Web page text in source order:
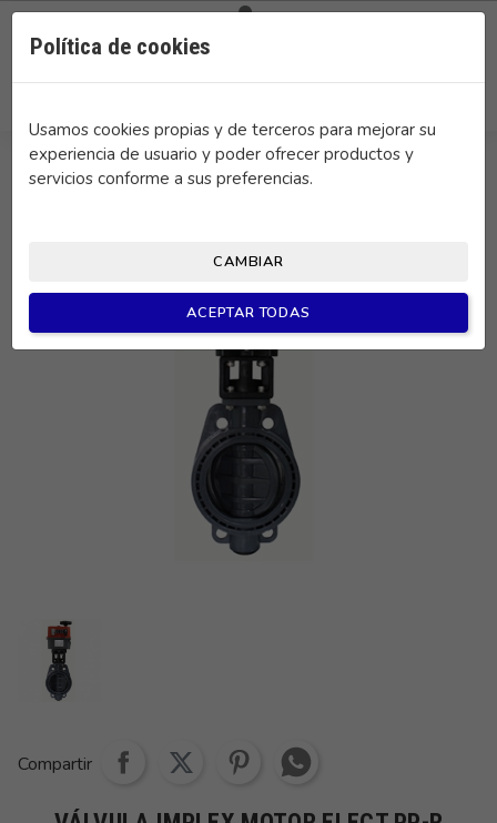
Política de cookies
Usamos cookies propias y de terceros para mejorar su
experiencia de usuario y poder ofrecer productos y
servicios conforme a sus preferencias.
CAMBIAR
ACEPTAR TODAS
Compartir